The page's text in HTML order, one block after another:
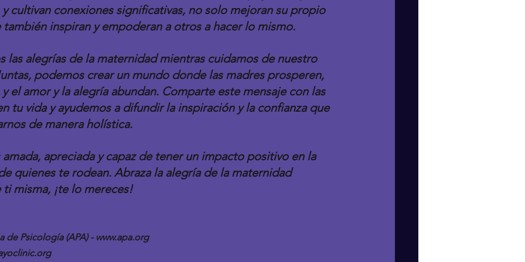
cultivan conexiones significativas, no solo mejoran su propio
inspiran y empoderan a otros a hacer lo mismo.
las alegrías de la maternidad mientras cuidamos de nuestro
podemos crear un mundo donde las madres prosperen,
el amor y la alegría abundan. Comparte este mensaje con las
tu vida y ayudemos a difundir la inspiración y la confianza que
de manera holística.
apreciada y capaz de tener un impacto positivo en la
quienes te rodean. Abraza la alegría de la maternidad
misma, ¡te lo mereces!
de Psicología (APA) - www.apa.org